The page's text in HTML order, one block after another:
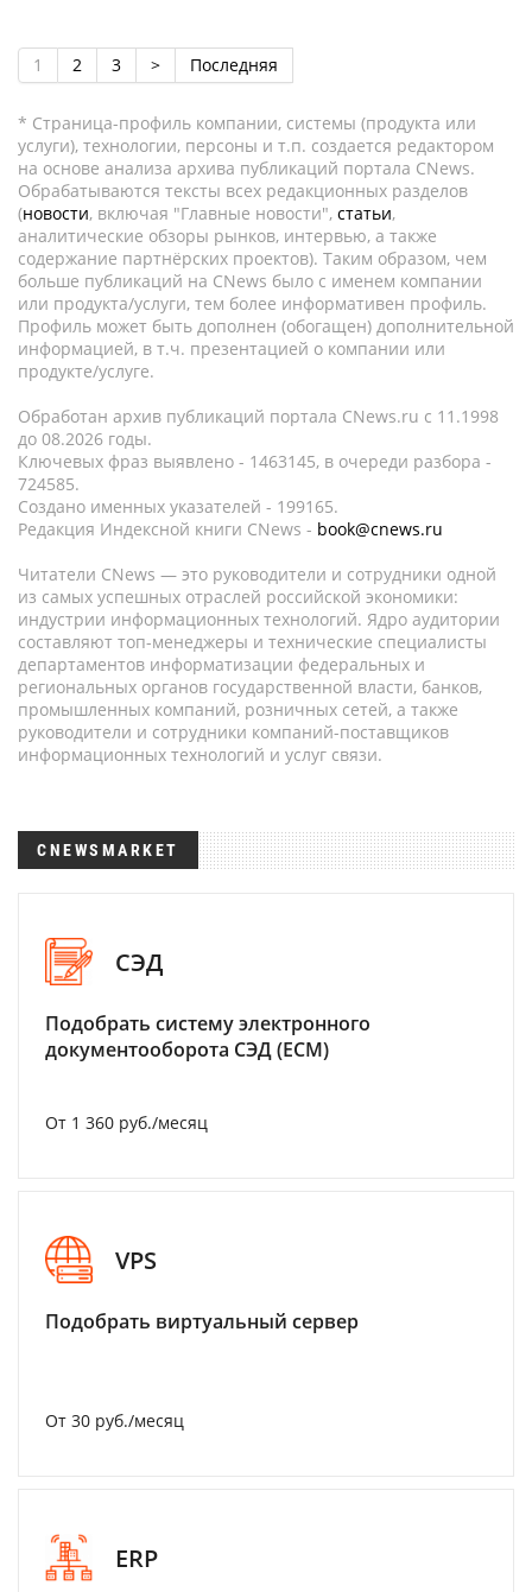
1 2 3 > Последняя
* Страница-профиль компании, системы (продукта или
услуги), технологии, персоны и т.п. создается редактором
на основе анализа архива публикаций портала CNews.
Обрабатываются тексты всех редакционных разделов
(новости, включая "Главные новости", статьи,
аналитические обзоры рынков, интервью, а также
содержание партнёрских проектов). Таким образом, чем
больше публикаций на CNews было с именем компании
или продукта/услуги, тем более информативен профиль.
Профиль может быть дополнен (обогащен) дополнительной
информацией, в т.ч. презентацией о компании или
продукте/услуге.
Обработан архив публикаций портала CNews.ru c 11.1998
до 08.2026 годы.
Ключевых фраз выявлено - 1463145, в очереди разбора -
724585.
Создано именных указателей - 199165.
Редакция Индексной книги CNews - book@cnews.ru
Читатели CNews — это руководители и сотрудники одной
из самых успешных отраслей российской экономики:
индустрии информационных технологий. Ядро аудитории
составляют топ-менеджеры и технические специалисты
департаментов информатизации федеральных и
региональных органов государственной власти, банков,
промышленных компаний, розничных сетей, а также
руководители и сотрудники компаний-поставщиков
информационных технологий и услуг связи.
CNEWSMARKET
СЭД
Подобрать систему электронного
документооборота СЭД (ECM)
От 1 360 руб./месяц
VPS
Подобрать виртуальный сервер
От 30 руб./месяц
ERP